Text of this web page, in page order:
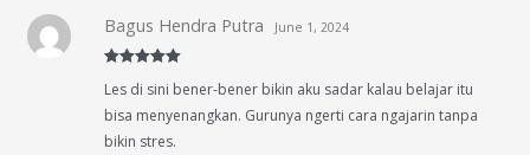
of 5
Bagus Hendra Putra June 1, 2024
Les di sini bener-bener bikin aku sadar kalau belajar itu
bisa menyenangkan. Gurunya ngerti cara ngajarin tanpa
bikin stres.